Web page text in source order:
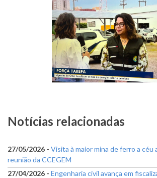
Notícias relacionadas
27/05/2026 - Visita à maior mina de ferro a céu
reunião da CCEGEM
27/04/2026 - Engenharia civil avança em